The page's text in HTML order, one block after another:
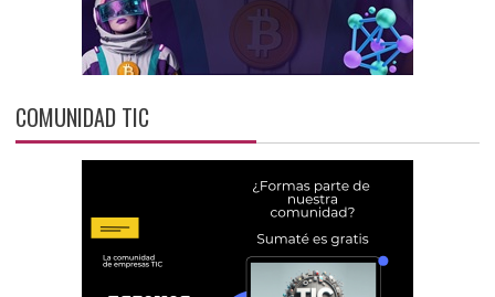
COMUNIDAD TIC